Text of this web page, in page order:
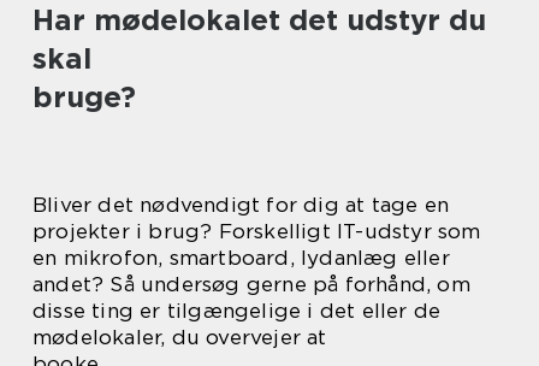
Har mødelokalet det udstyr du
skal
bruge?
Bliver det nødvendigt for dig at tage en
projekter i brug? Forskelligt IT-udstyr som
en mikrofon, smartboard, lydanlæg eller
andet? Så undersøg gerne på forhånd, om
disse ting er tilgængelige i det eller de
mødelokaler, du overvejer at